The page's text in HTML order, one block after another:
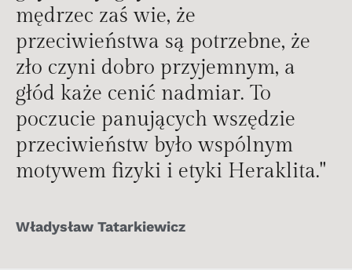
mędrzec zaś wie, że
przeciwieństwa są potrzebne, że
zło czyni dobro przyjemnym, a
głód każe cenić nadmiar. To
poczucie panujących wszędzie
przeciwieństw było wspólnym
motywem fizyki i etyki Heraklita."
Władysław Tatarkiewicz